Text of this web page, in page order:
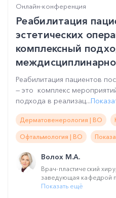
Онлайн-конференция
Реабилитация
эстетических
комплексный
Реабилитация пациентов
— это комплекс
подхода в реализац...
Дерматовенерология | ВО
Офтальмология | ВО
Волох М.А.
Врач-пластический
заведующая кафедрой
Показать ещё